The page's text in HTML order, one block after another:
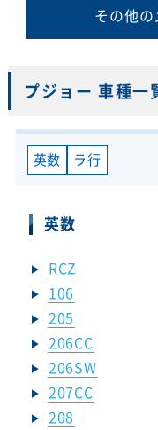
その他
プジョー 車種一
英数 ラ行
英数
RCZ
106
205
206CC
206SW
207CC
208